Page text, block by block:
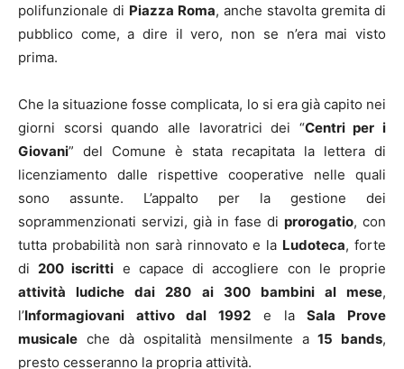
polifunzionale di Piazza Roma, anche stavolta gremita di
pubblico come, a dire il vero, non se n’era mai visto
prima.
Che la situazione fosse complicata, lo si era già capito nei
giorni scorsi quando alle lavoratrici dei “Centri per i
Giovani” del Comune è stata recapitata la lettera di
licenziamento dalle rispettive cooperative nelle quali
sono assunte. L’appalto per la gestione dei
soprammenzionati servizi, già in fase di prorogatio, con
tutta probabilità non sarà rinnovato e la Ludoteca, forte
di200 iscritti e capace di accogliere con le proprie
attività ludiche dai 280 ai 300 bambini al mese,
l’Informagiovani attivo dal 1992 e laSala Prove
musicale che dà ospitalità mensilmente a 15 bands,
presto cesseranno la propria attività.